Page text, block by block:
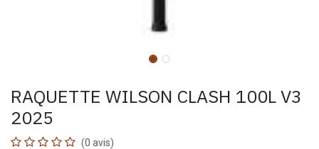
RAQUETTE WILSON CLASH 100L V3
2025
(0 avis)